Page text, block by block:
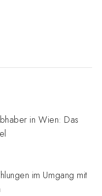
in Wien: Das
im Umgang mit